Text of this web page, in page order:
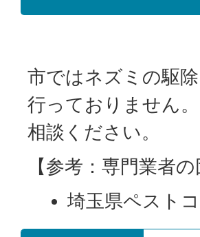
市ではネズミの駆
行っておりません
相談ください。
【参考：専門業者の
埼玉県ペスト